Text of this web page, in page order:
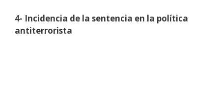
4- Incidencia de la sentencia en la política
antiterrorista